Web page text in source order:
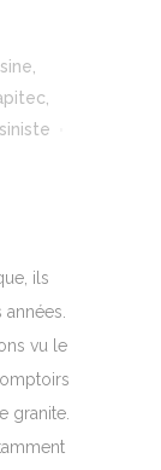
ils
vu le
granite.